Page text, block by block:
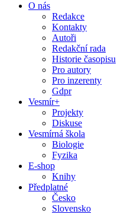
O nás
Redakce
Kontakty
Autoři
Redakční rada
Historie časopisu
Pro autory
Pro inzerenty
Gdpr
Vesmír+
Projekty
Diskuse
Vesmírná škola
Biologie
Fyzika
E-shop
Knihy
Předplatné
Česko
Slovensko